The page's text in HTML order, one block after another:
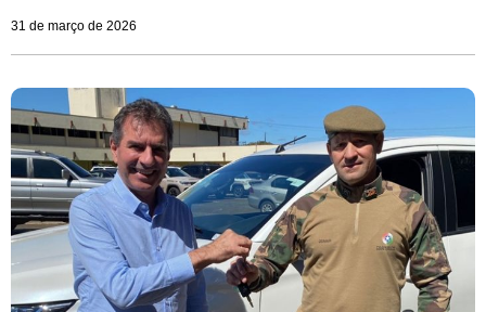
31 de março de 2026